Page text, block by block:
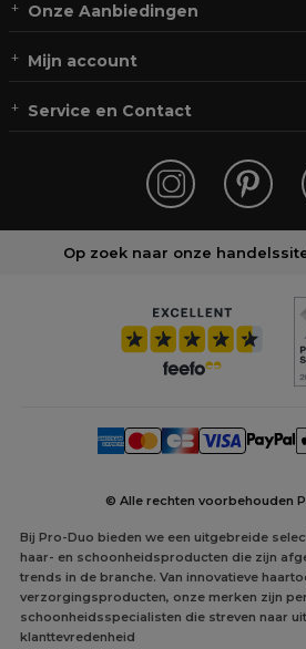
Onze Aanbiedingen
Mijn account
Service en Contact
Op zoek naar onze
© Alle rechten voorbehouden
Bij Pro-Duo bieden we een uitgebreide
haar- en schoonheidsproducten die zijn
trends in de branche. Van innovatieve
verzorgingsproducten, onze merken zijn
schoonheidsspecialisten die streven naar
klanttevredenheid